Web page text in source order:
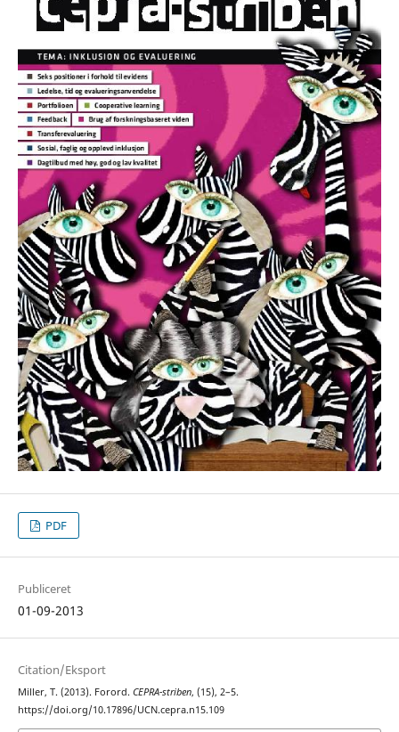
PDF
Publiceret
01-09-2013
Citation/Eksport
Miller, T. (2013). Forord. CEPRA-striben, (15), 2–5.
https://doi.org/10.17896/UCN.cepra.n15.109